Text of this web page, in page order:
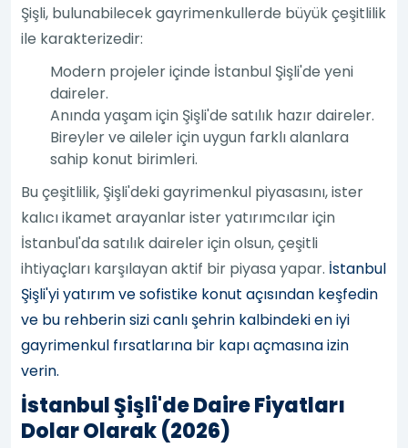
Şişli, bulunabilecek gayrimenkullerde büyük çeşitlilik
ile karakterizedir:
Modern projeler içinde İstanbul Şişli'de yeni
daireler.
Anında yaşam için Şişli'de satılık hazır daireler.
Bireyler ve aileler için uygun farklı alanlara
sahip konut birimleri.
Bu çeşitlilik, Şişli'deki gayrimenkul piyasasını, ister
kalıcı ikamet arayanlar ister yatırımcılar için
İstanbul'da satılık daireler için olsun, çeşitli
ihtiyaçları karşılayan aktif bir piyasa yapar. İstanbul
Şişli'yi yatırım ve sofistike konut açısından keşfedin
ve bu rehberin sizi canlı şehrin kalbindeki en iyi
gayrimenkul fırsatlarına bir kapı açmasına izin
verin.
İstanbul Şişli'de Daire Fiyatları
Dolar Olarak (2026)